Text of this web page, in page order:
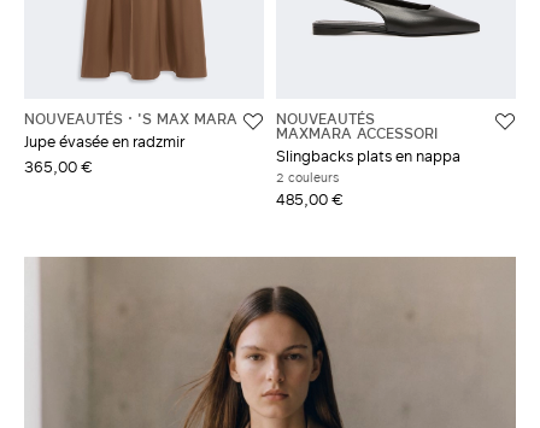
NOUVEAUTÉS
'S MAX MARA
Jupe évasée en radzmir
365,00 €
NOUVEAUTÉS
MAXMARA ACCESSORI
Slingbacks plats en nappa
2 couleurs
485,00 €